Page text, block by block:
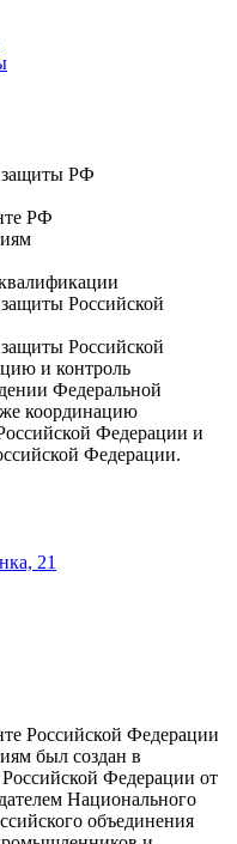
защиты РФ
РФ
Российской
Российской
и контроль
Федеральной
координацию
Федерации и
Федерации.
21
Российской Федерации
был создан в
Федерации от
Национального
объединения